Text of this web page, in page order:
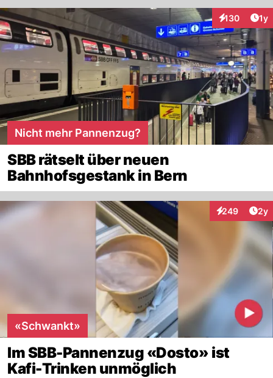
130
Interaktionen
1y
Nicht mehr Pannenzug?
SBB rätselt über neuen
Bahnhofsgestank in Bern
249
Interaktionen
2y
«Schwankt»
Im SBB-Pannenzug «Dosto» ist
Kafi-Trinken unmöglich